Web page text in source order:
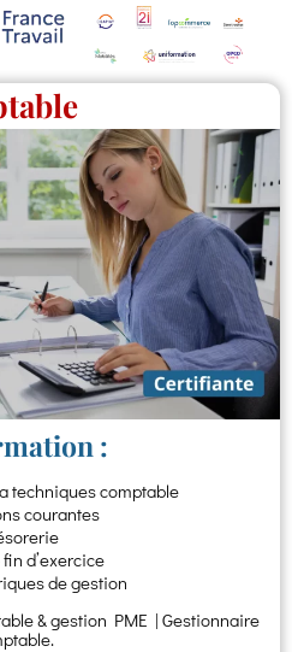
:
techniques comptable
courantes
d’exercice
de gestion
& gestion PME | Gestionnaire